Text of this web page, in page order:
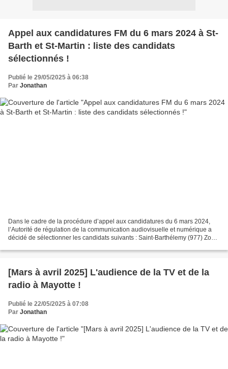
Appel aux candidatures FM du 6 mars 2024 à St-
Barth et St-Martin : liste des candidats
sélectionnés !
Publié le 29/05/2025 à 06:38
Par Jonathan
Dans le cadre de la procédure d’appel aux candidatures du 6 mars 2024,
l’Autorité de régulation de la communication audiovisuelle et numérique a
décidé de sélectionner les candidats suivants : Saint-Barthélemy (977) Zone
[Mars à avril 2025] L'audience de la TV et de la
radio à Mayotte !
Publié le 22/05/2025 à 07:08
Par Jonathan